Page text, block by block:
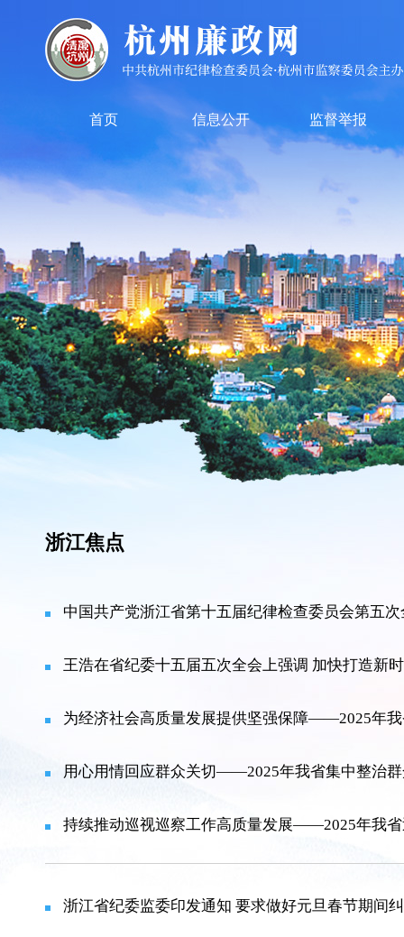
首页 信息公开 监督举报
浙江焦点
中国共产党浙江省第十五届纪律检查委员会第五
为经济社会高质量发展提供坚强保障——2025年
用心用情回应群众关切——2025年我省集中整治
持续推动巡视巡察工作高质量发展——2025年我
浙江省纪委监委印发通知 要求做好元旦春节期间